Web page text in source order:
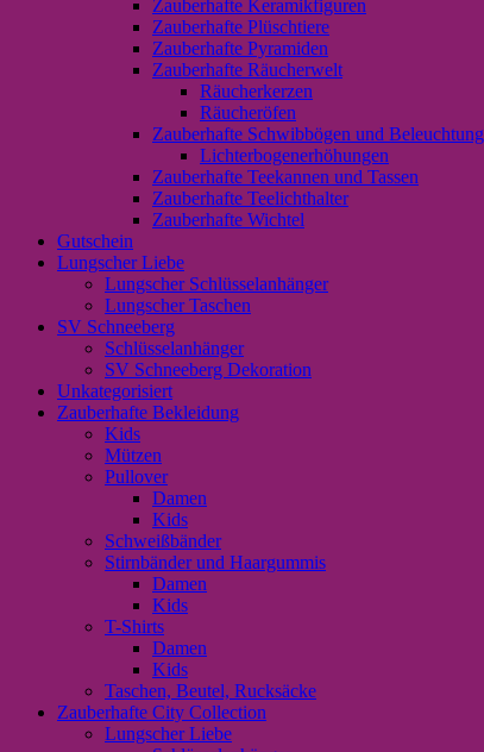
Zauberhafte Keramikfiguren
Zauberhafte Plüschtiere
Zauberhafte Pyramiden
Zauberhafte Räucherwelt
Räucherkerzen
Räucheröfen
Zauberhafte Schwibbögen und Beleuchtung
Lichterbogenerhöhungen
Zauberhafte Teekannen und Tassen
Zauberhafte Teelichthalter
Zauberhafte Wichtel
Gutschein
Lungscher Liebe
Lungscher Schlüsselanhänger
Lungscher Taschen
SV Schneeberg
Schlüsselanhänger
SV Schneeberg Dekoration
Unkategorisiert
Zauberhafte Bekleidung
Kids
Mützen
Pullover
Damen
Kids
Schweißbänder
Stirnbänder und Haargummis
Damen
Kids
T-Shirts
Damen
Kids
Taschen, Beutel, Rucksäcke
Zauberhafte City Collection
Lungscher Liebe